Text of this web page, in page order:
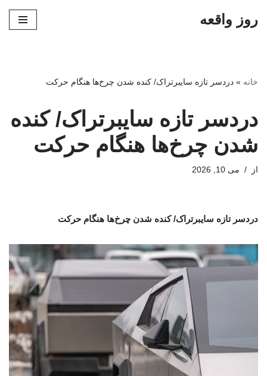
روز واقعه
خانه » دردسر تازه سایبرتراک/ کنده شدن چرخ‌ها هنگام حرکت
دردسر تازه سایبرتراک/ کنده
شدن چرخ‌ها هنگام حرکت
از می 10, 2026
دردسر تازه سایبرتراک/ کنده شدن چرخ‌ها هنگام حرکت